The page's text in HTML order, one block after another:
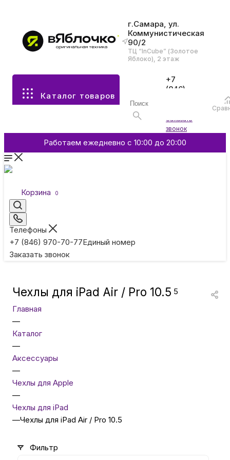
г.Самара, ул.
Коммунистическая
90/2
ТЦ “InCube” (Золотое
Яблоко), 2 этаж
Каталог товаров
+7
(846)
Заказать
звонок
Работаем ежедневно с 10:00 до 20:00
Корзина 0
Телефоны
+7 (846) 970-70-77Единый номер
Заказать звонок
Все разделы каталога
Аксессуары
Смартфоны и гаджеты
Умные кольца
Чехлы для iPad Air / Pro 10.5 5
Главная
—
Каталог
—
Аксессуары
—
Чехлы для Apple
—
Чехлы для iPad
—Чехлы для iPad Air / Pro 10.5
Фильтр